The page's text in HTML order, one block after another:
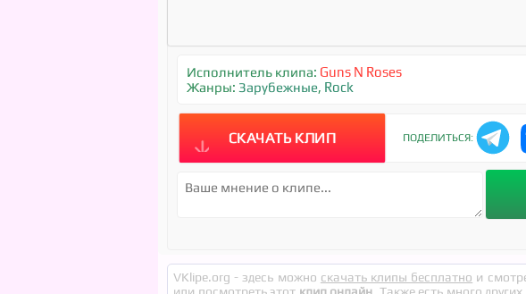
Исполнитель клипа: Guns N Roses
Жанры: Зарубежные, Rock
СКАЧАТЬ КЛИП ПОДЕЛИТЬСЯ:
VKlipe.org - здесь можно скачать клипы бесплатно и